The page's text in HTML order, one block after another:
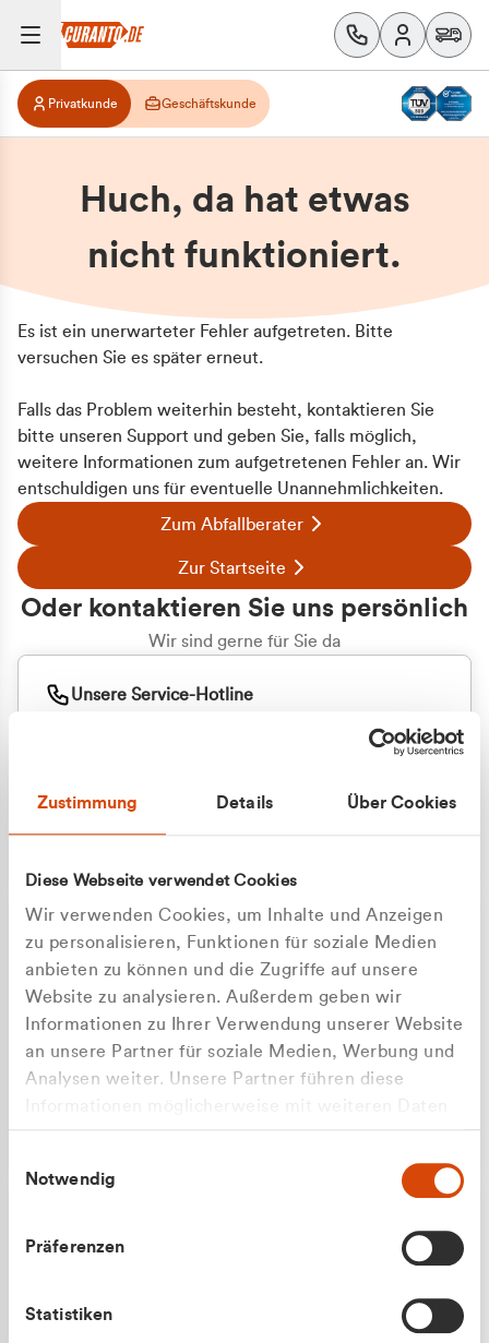
Zustimmung Details Über Cookies
Diese Webseite verwendet Cookies
Wir verwenden Cookies, um Inhalte und Anzeigen
zu personalisieren, Funktionen für soziale Medien
anbieten zu können und die Zugriffe auf unsere
Website zu analysieren. Außerdem geben wir
Informationen zu Ihrer Verwendung unserer Website
an unsere Partner für soziale Medien, Werbung und
Analysen weiter. Unsere Partner führen diese
gesammelt haben.
Notwendig
Präferenzen
Statistiken
Privatkunde Geschäftskunde
Huch, da hat etwas
nicht funktioniert.
Es ist ein unerwarteter Fehler aufgetreten. Bitte
versuchen Sie es später erneut.
Falls das Problem weiterhin besteht, kontaktieren Sie
bitte unseren Support und geben Sie, falls möglich,
weitere Informationen zum aufgetretenen Fehler an. Wir
entschuldigen uns für eventuelle Unannehmlichkeiten.
Zum Abfallberater
Zur Startseite
Oder kontaktieren Sie uns persönlich
Wir sind gerne für Sie da
Unsere Service-Hotline
+49 177 8376058
Apilash Balanesan